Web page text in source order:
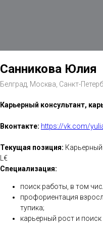
Санникова Юлия
Белград, Москва, Санкт-
Карьерный консультант,
Вконтакте: https://vk.com/
Текущая позиция: Карьерный
L€
Специализация:
поиск работы, в том
профориентация
тупика;
карьерный рост и